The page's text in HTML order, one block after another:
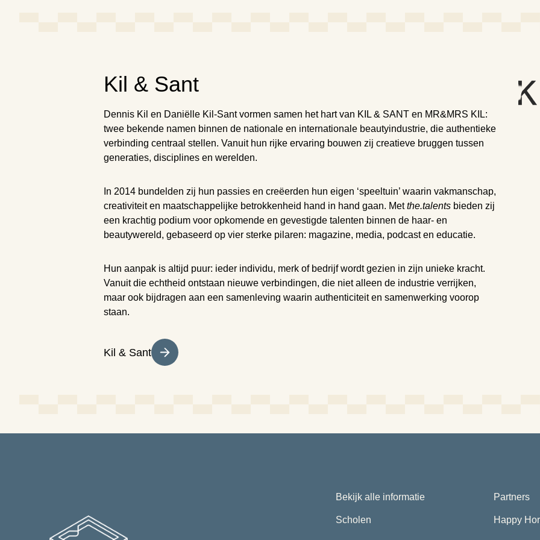
Kil & Sant
Dennis Kil en Daniëlle Kil-Sant vormen samen het hart van KIL & SANT en MR&MRS KIL:
twee bekende namen binnen de nationale en internationale beautyindustrie, die authentieke
verbinding centraal stellen. Vanuit hun rijke ervaring bouwen zij creatieve bruggen tussen
generaties, disciplines en werelden.
In 2014 bundelden zij hun passies en creëerden hun eigen ‘speeltuin’ waarin vakmanschap,
creativiteit en maatschappelijke betrokkenheid hand in hand gaan. Metthe.talents bieden zij
een krachtig podium voor opkomende en gevestigde talenten binnen de haar- en
beautywereld, gebaseerd op vier sterke pilaren: magazine, media, podcast en educatie.
Hun aanpak is altijd puur: ieder individu, merk of bedrijf wordt gezien in zijn unieke kracht.
Vanuit die echtheid ontstaan nieuwe verbindingen, die niet alleen de industrie verrijken,
maar ook bijdragen aan een samenleving waarin authenticiteit en samenwerking voorop
staan.
Kil & Sant(opent
in
Bekijk alle informatie
Scholen
Partners
Happy